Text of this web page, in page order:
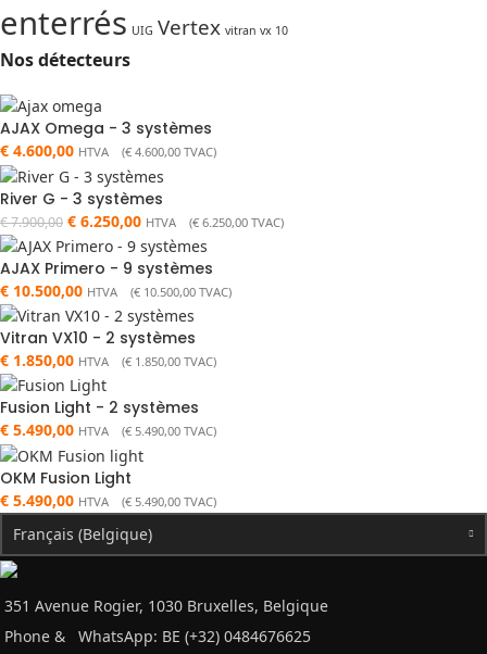
enterrés UIG Vertex vitran vx 10
Nos détecteurs
AJAX Omega - 3 systèmes
€ 4.600,00 HTVA (€ 4.600,00 TVAC)
River G - 3 systèmes
€7.900,00 € 6.250,00 HTVA (€ 6.250,00 TVAC)
AJAX Primero - 9 systèmes
€ 10.500,00 HTVA (€ 10.500,00 TVAC)
Vitran VX10 - 2 systèmes
€ 1.850,00 HTVA (€ 1.850,00 TVAC)
Fusion Light - 2 systèmes
€ 5.490,00 HTVA (€ 5.490,00 TVAC)
OKM Fusion Light
€ 5.490,00 HTVA (€ 5.490,00 TVAC)
Français (Belgique)
351 Avenue Rogier, 1030 Bruxelles, Belgique
Phone &
WhatsApp: BE (+32) 0484676625